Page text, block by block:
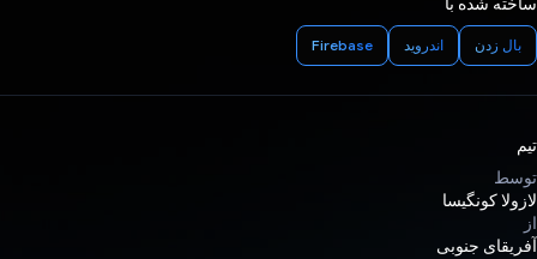
بال زدن اندروید Firebase
تیم
توسط
لازولا کونگیسا
از
آفریقای جنوبی